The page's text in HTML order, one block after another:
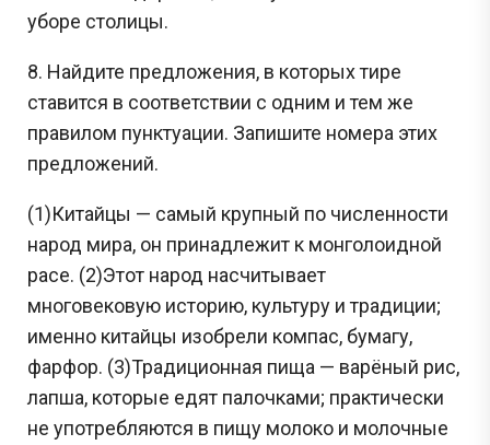
уборе столицы.
8. Найдите предложения, в которых тире
ставится в соответствии с одним и тем же
правилом пунктуации. Запишите номера этих
предложений.
(1)Китайцы — самый крупный по численности
народ мира, он принадлежит к монголоидной
расе. (2)Этот народ насчитывает
многовековую историю, культуру и традиции;
именно китайцы изобрели компас, бумагу,
фарфор. (3)Традиционная пища — варёный рис,
лапша, которые едят палочками; практически
не употребляются в пищу молоко и молочные